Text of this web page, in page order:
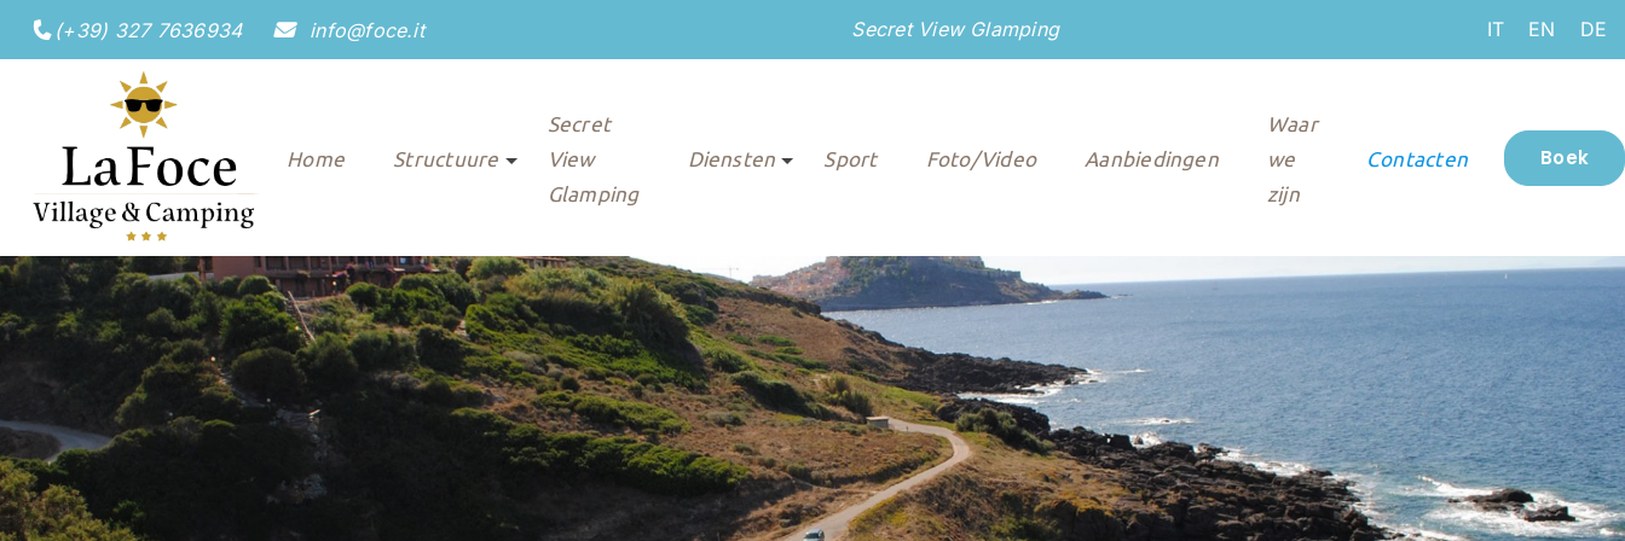
(+39) 327 7636934 info@foce.it Secret View Glamping IT EN DE
Home Structuure
Secret
View
Glamping
Diensten Sport Foto/Video Aanbiedingen
Waar
we
zijn
Contacten Boek